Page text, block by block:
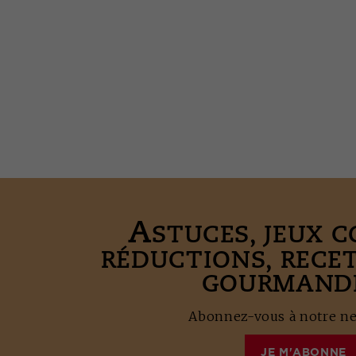
ASTUCES, JEUX
RÉDUCTIONS,
Abonnez-vous à notre
JE M'ABONNE